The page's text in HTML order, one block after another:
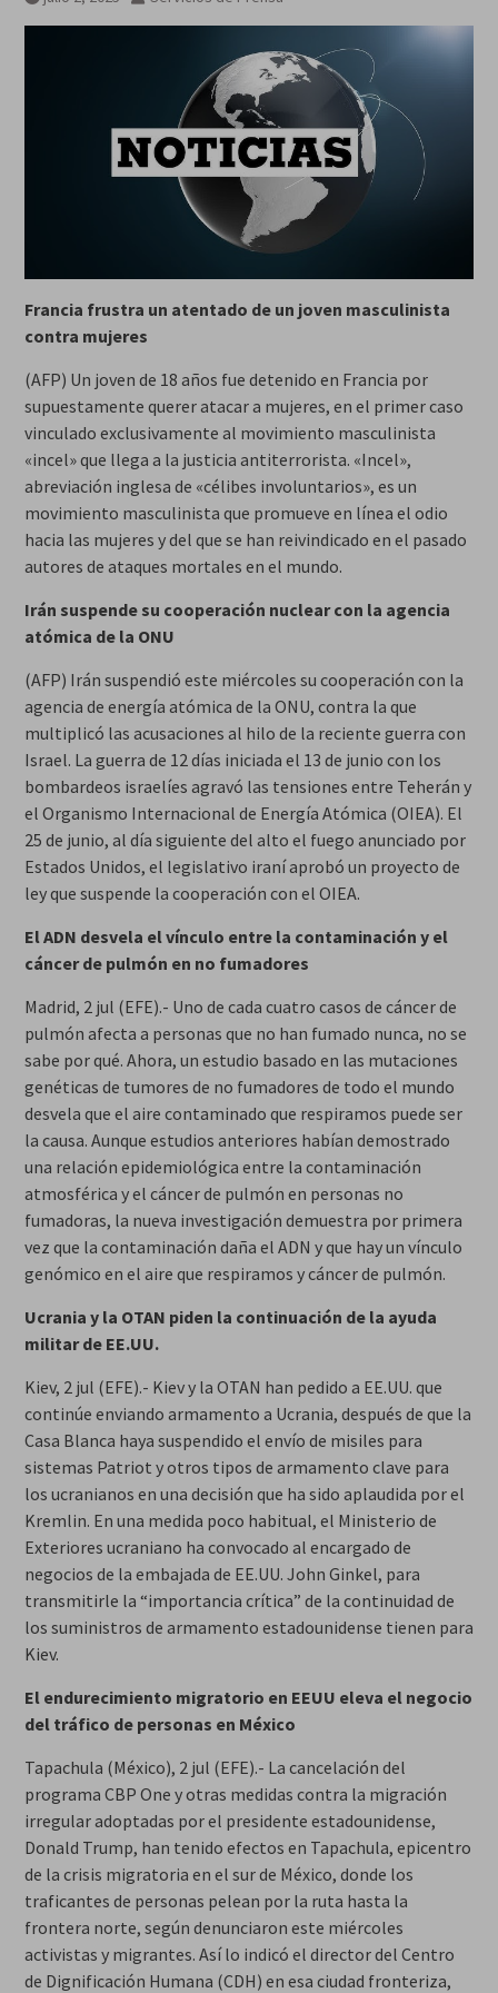
Francia frustra un atentado de un joven masculinista
contra mujeres
(AFP) Un joven de 18 años fue detenido en Francia por
supuestamente querer atacar a mujeres, en el primer caso
vinculado exclusivamente al movimiento masculinista
«incel» que llega a la justicia antiterrorista. «Incel»,
abreviación inglesa de «célibes involuntarios», es un
movimiento masculinista que promueve en línea el odio
hacia las mujeres y del que se han reivindicado en el pasado
autores de ataques mortales en el mundo.
Irán suspende su cooperación nuclear con la agencia
atómica de la ONU
(AFP) Irán suspendió este miércoles su cooperación con la
agencia de energía atómica de la ONU, contra la que
multiplicó las acusaciones al hilo de la reciente guerra con
Israel. La guerra de 12 días iniciada el 13 de junio con los
bombardeos israelíes agravó las tensiones entre Teherán y
el Organismo Internacional de Energía Atómica (OIEA). El
25 de junio, al día siguiente del alto el fuego anunciado por
Estados Unidos, el legislativo iraní aprobó un proyecto de
ley que suspende la cooperación con el OIEA.
El ADN desvela el vínculo entre la contaminación y el
cáncer de pulmón en no fumadores
Madrid, 2 jul (EFE).- Uno de cada cuatro casos de cáncer de
pulmón afecta a personas que no han fumado nunca, no se
sabe por qué. Ahora, un estudio basado en las mutaciones
genéticas de tumores de no fumadores de todo el mundo
desvela que el aire contaminado que respiramos puede ser
la causa. Aunque estudios anteriores habían demostrado
una relación epidemiológica entre la contaminación
atmosférica y el cáncer de pulmón en personas no
fumadoras, la nueva investigación demuestra por primera
vez que la contaminación daña el ADN y que hay un vínculo
genómico en el aire que respiramos y cáncer de pulmón.
Ucrania y la OTAN piden la continuación de la ayuda
militar de EE.UU.
Kiev, 2 jul (EFE).- Kiev y la OTAN han pedido a EE.UU. que
continúe enviando armamento a Ucrania, después de que la
Casa Blanca haya suspendido el envío de misiles para
sistemas Patriot y otros tipos de armamento clave para
los ucranianos en una decisión que ha sido aplaudida por el
Kremlin. En una medida poco habitual, el Ministerio de
Exteriores ucraniano ha convocado al encargado de
negocios de la embajada de EE.UU. John Ginkel, para
transmitirle la “importancia crítica” de la continuidad de
los suministros de armamento estadounidense tienen para
Kiev.
El endurecimiento migratorio en EEUU eleva el negocio
del tráfico de personas en México
Tapachula (México), 2 jul (EFE).- La cancelación del
programa CBP One y otras medidas contra la migración
irregular adoptadas por el presidente estadounidense,
Donald Trump, han tenido efectos en Tapachula, epicentro
de la crisis migratoria en el sur de México, donde los
traficantes de personas pelean por la ruta hasta la
frontera norte, según denunciaron este miércoles
activistas y migrantes. Así lo indicó el director del Centro
de Dignificación Humana (CDH) en esa ciudad fronteriza,